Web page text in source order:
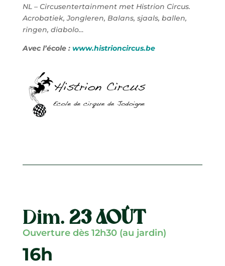
NL – Circusentertainment met Histrion Circus.
Acrobatiek, Jongleren, Balans, sjaals, ballen,
ringen, diabolo…
Avec l’école : www.histrioncircus.be
Dim. 23 AOÛT
Ouverture dès 12h30 (au jardin)
16h